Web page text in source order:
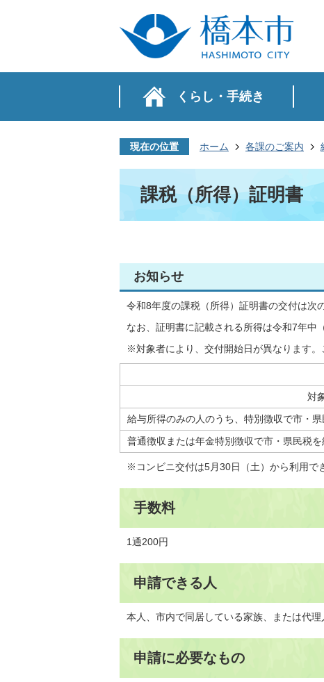
くらし・手続き
現在の位置 ホーム 各課のご案内
課税（所得）証明書
お知らせ
令和8年度の課税（所得）証明書の交付は次
なお、証明書に記載される所得は令和7年中
※対象者により、交付開始日が異なります。
対
給与所得のみの人のうち、特別徴収で市・
普通徴収または年金特別徴収で市・県民税を
※コンビニ交付は5月30日（土）から利用で
手数料
1通200円
申請できる人
本人、市内で同居している家族、または代理
申請に必要なもの